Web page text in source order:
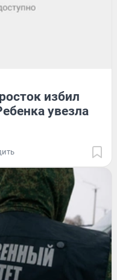
избил
увезла